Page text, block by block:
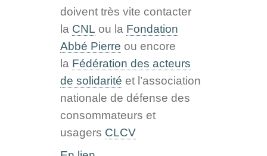
doivent très vite contacter
la CNL ou la Fondation
Abbé Pierre ou encore
la Fédération des acteurs
de solidarité et l’association
nationale de défense des
consommateurs et
usagers CLCV